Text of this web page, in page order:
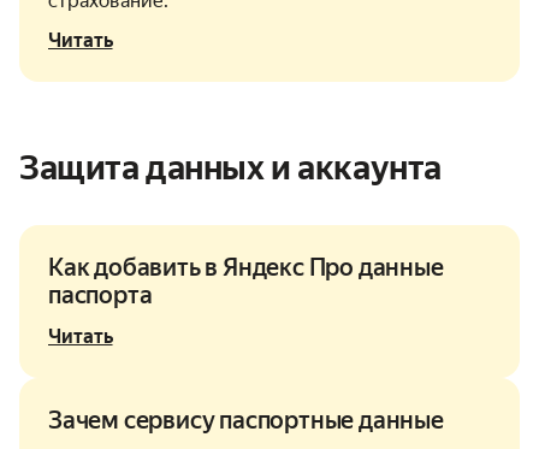
Читать
Защита данных и аккаунта
Как добавить в Яндекс Про данные
паспорта
Читать
Зачем сервису паспортные данные